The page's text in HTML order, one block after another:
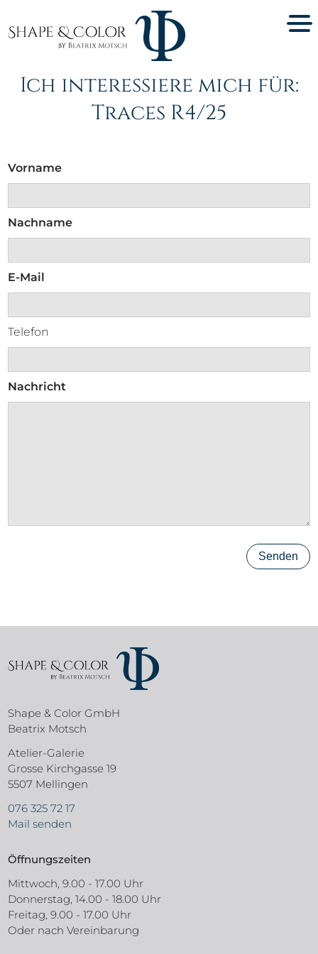
Ich interessiere mich für:
Traces R4/25
Vorname
Nachname
E-Mail
Telefon
Nachricht
Senden
Shape & Color GmbH
Beatrix Motsch
Atelier-Galerie
Grosse Kirchgasse 19
5507 Mellingen
076 325 72 17
Mail senden
Öffnungszeiten
Mittwoch, 9.00 - 17.00 Uhr
Donnerstag, 14.00 - 18.00 Uhr
Freitag, 9.00 - 17.00 Uhr
Oder nach Vereinbarung